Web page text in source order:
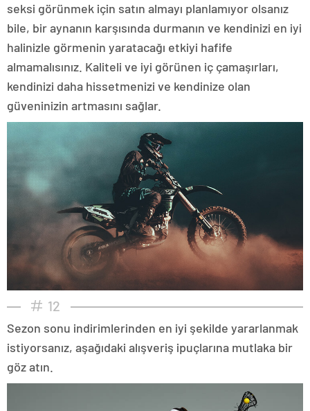
seksi görünmek için satın almayı planlamıyor olsanız
bile, bir aynanın karşısında durmanın ve kendinizi en iyi
halinizle görmenin yaratacağı etkiyi hafife
almamalısınız. Kaliteli ve iyi görünen iç çamaşırları,
kendinizi daha hissetmenizi ve kendinize olan
güveninizin artmasını sağlar.
12
Sezon sonu indirimlerinden en iyi şekilde yararlanmak
istiyorsanız, aşağıdaki alışveriş ipuçlarına mutlaka bir
göz atın.